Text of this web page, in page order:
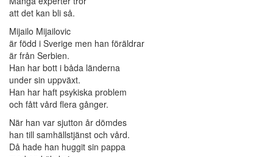
att det kan bli så.
Mijailo Mijailovic
är född i Sverige men han föräldrar
är från Serbien.
Han har bott i båda länderna
under sin uppväxt.
Han har haft psykiska problem
och fått vård flera gånger.
När han var sjutton år dömdes
han till samhällstjänst och vård.
Då hade han huggit sin pappa